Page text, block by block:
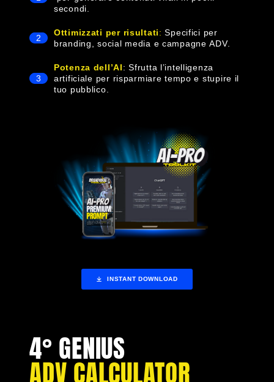
secondi.
2
Ottimizzati per risultati: Specifici per
branding, social media e campagne ADV.
3
Potenza dell’AI: Sfrutta l’intelligenza
artificiale per risparmiare tempo e stupire il
tuo pubblico.
INSTANT DOWNLOAD
4° GENIUS
ADV CALCULATOR